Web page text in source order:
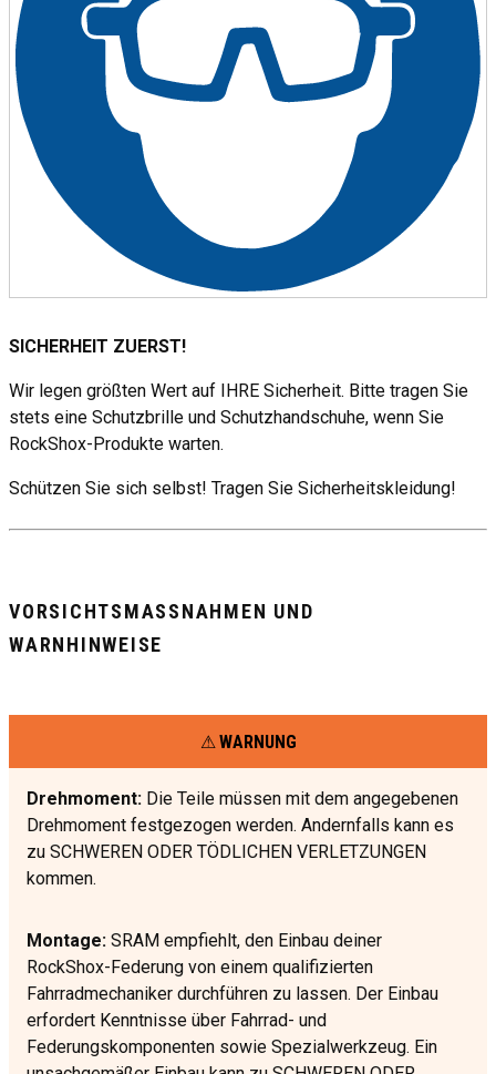
SICHERHEIT ZUERST!
Wir legen größten Wert auf IHRE Sicherheit. Bitte tragen Sie
stets eine Schutzbrille und Schutzhandschuhe, wenn Sie
RockShox-Produkte warten.
Schützen Sie sich selbst! Tragen Sie Sicherheitskleidung!
VORSICHTSMASSNAHMEN UND W
ARNHINWEISE
WARNUNG
Drehmoment: Die Teile müssen mit dem angegebenen
Drehmoment festgezogen werden. Andernfalls kann es
zu SCHWEREN ODER TÖDLICHEN VERLETZUNGEN
kommen.
Montage: SRAM empfiehlt, den Einbau deiner
RockShox-Federung von einem qualifizierten
Fahrradmechaniker durchführen zu lassen. Der Einbau
erfordert Kenntnisse über Fahrrad- und
Federungskomponenten sowie Spezialwerkzeug. Ein